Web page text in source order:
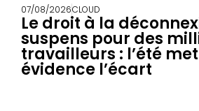
07/08/2026CLOUD
Le droit à la
suspens pour des
travailleurs : l’été
évidence l’écart